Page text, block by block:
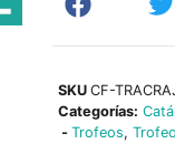
SKU CF-
Categorías:
- Trofeos,